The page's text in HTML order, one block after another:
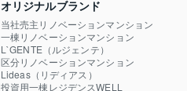
オリジナルブランド
当社売主リノベーションマンション
一棟リノベーションマンション
L`GENTE（ルジェンテ）
区分リノベーションマンション
Lideas（リディアス）
投資用一棟レジデンスWELL